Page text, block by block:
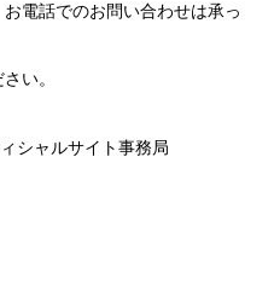
電話でのお問い合わせは承っ
い。
シャルサイト事務局